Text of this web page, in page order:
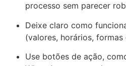
processo sem parecer
Deixe claro como
(valores, horários, formas
Use botões de ação,